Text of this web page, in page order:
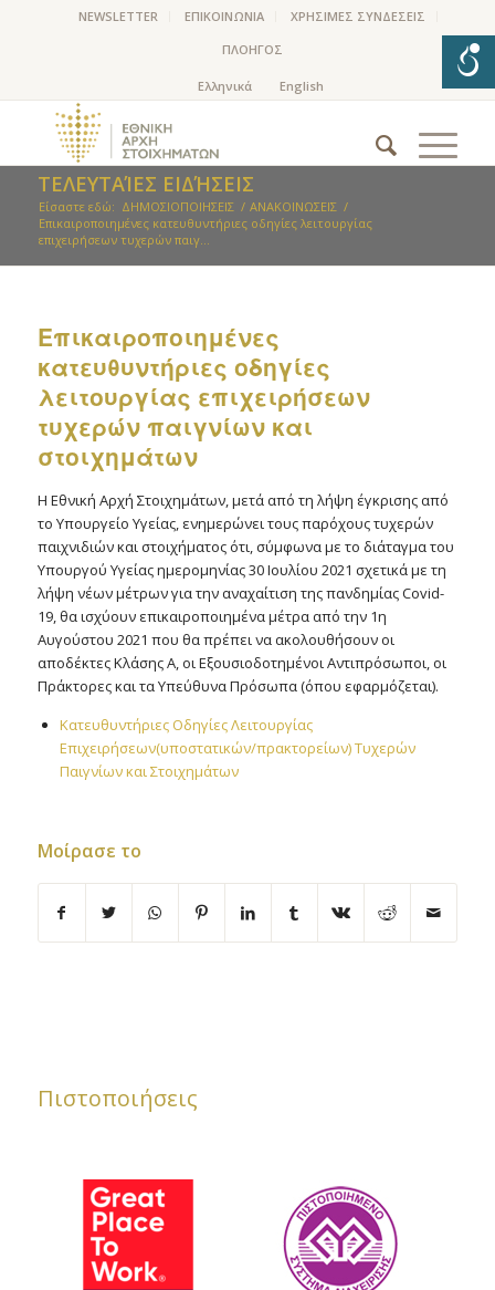
NEWSLETTER ΕΠΙΚΟΙΝΩΝΙΑ
ΧΡΗΣΙΜΕΣ ΣΥΝΔΕΣΕΙΣ
ΠΛΟΗΓΟΣ
ΤΕΛΕΥΤΑΊΕΣ ΕΙΔΉΣΕΙΣ
Είσαστε εδώ: ΔΗΜΟΣΙΟΠΟΙΗΣΕΙΣ / ΑΝΑΚΟΙΝΩΣΕΙΣ /
Επικαιροποιημένες κατευθυντήριες οδηγίες λειτουργίας
επιχειρήσεων τυχερών παιγ...
Επικαιροποιημένες
κατευθυντήριες οδηγίες
λειτουργίας επιχειρήσεων
τυχερών παιγνίων και
στοιχημάτων
Η Εθνική Αρχή Στοιχημάτων, μετά από τη λήψη έγκρισης από
το Υπουργείο Υγείας, ενημερώνει τους παρόχους τυχερών
παιχνιδιών και στοιχήματος ότι, σύμφωνα με το διάταγμα του
Υπουργού Υγείας ημερομηνίας 30 Ιουλίου 2021 σχετικά με τη
λήψη νέων μέτρων για την αναχαίτιση της πανδημίας Covid-
19, θα ισχύουν επικαιροποιημένα μέτρα από την 1η
Αυγούστου 2021 που θα πρέπει να ακολουθήσουν οι
αποδέκτες Κλάσης Α, οι Εξουσιοδοτημένοι Αντιπρόσωποι, οι
Πράκτορες και τα Υπεύθυνα Πρόσωπα (όπου εφαρμόζεται).
Κατευθυντήριες Οδηγίες Λειτουργίας
Επιχειρήσεων(υποστατικών/πρακτορείων) Τυχερών
Παιγνίων και Στοιχημάτων
Μοίρασε το
Πιστοποιήσεις